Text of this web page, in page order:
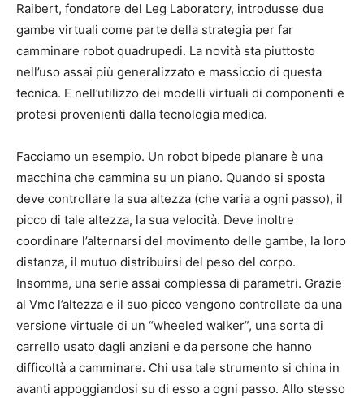
Raibert, fondatore del Leg Laboratory, introdusse due
gambe virtuali come parte della strategia per far
camminare robot quadrupedi. La novità sta piuttosto
nell’uso assai più generalizzato e massiccio di questa
tecnica. E nell’utilizzo dei modelli virtuali di componenti e
protesi provenienti dalla tecnologia medica.
Facciamo un esempio. Un robot bipede planare è una
macchina che cammina su un piano. Quando si sposta
deve controllare la sua altezza (che varia a ogni passo), il
picco di tale altezza, la sua velocità. Deve inoltre
coordinare l’alternarsi del movimento delle gambe, la loro
distanza, il mutuo distribuirsi del peso del corpo.
Insomma, una serie assai complessa di parametri. Grazie
al Vmc l’altezza e il suo picco vengono controllate da una
versione virtuale di un “wheeled walker”, una sorta di
carrello usato dagli anziani e da persone che hanno
difficoltà a camminare. Chi usa tale strumento si china in
avanti appoggiandosi su di esso a ogni passo. Allo stesso